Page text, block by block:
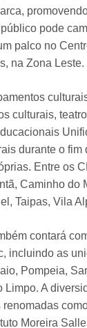
pode
palco no
na Zona Leste.
culturais,
durante o fim
Entre os
Caminho do
Taipas, Vila
contará
incluindo as
Pompeia,
Limpo. A
Moreira